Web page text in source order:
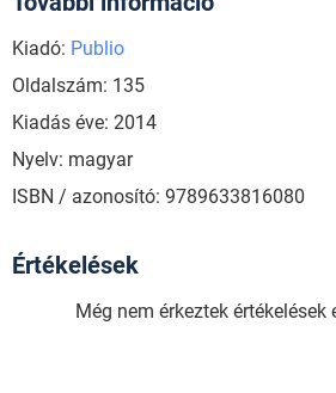
Kiadó: Publio
Oldalszám: 135
Kiadás éve: 2014
Nyelv: magyar
ISBN / azonosító: 9789633816080
Értékelések
Még nem érkeztek értékelések